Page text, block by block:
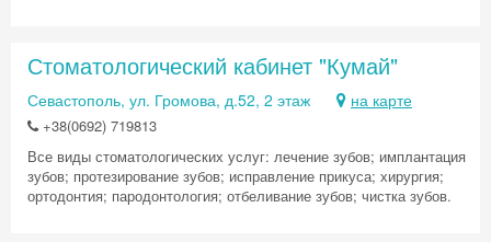
Стоматологический кабинет "Кумай"
Севастополь, ул. Громова, д.52, 2 этаж на карте
+38(0692) 719813
Все виды стоматологических услуг: лечение зубов; имплантация
зубов; протезирование зубов; исправление прикуса; хирургия;
ортодонтия; пародонтология; отбеливание зубов; чистка зубов.